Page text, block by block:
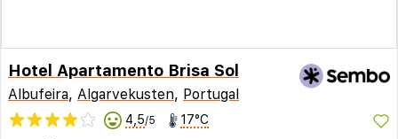
Hotel Apartamento Brisa Sol
Albufeira, Algarvekusten, Portugal
4,5/5 17°C